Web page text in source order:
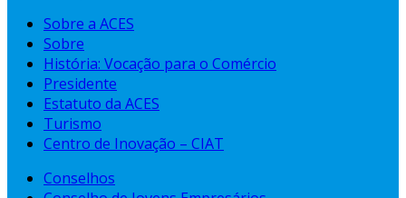
Sobre a ACES
Sobre
História: Vocação para o Comércio
Presidente
Estatuto da ACES
Turismo
Centro de Inovação – CIAT
Conselhos